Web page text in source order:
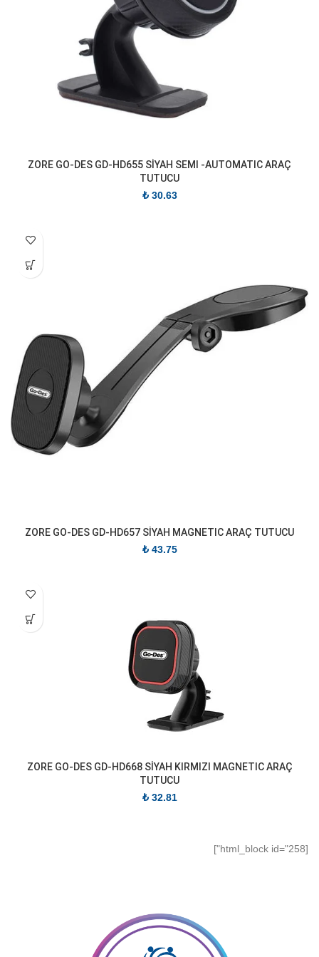
ZORE GO-DES GD-HD655 SİYAH SEMI -AUTOMATIC ARAÇ
TUTUCU
₺30.63
ZORE GO-DES GD-HD657 SİYAH MAGNETIC ARAÇ TUTUCU
₺43.75
ZORE GO-DES GD-HD668 SİYAH KIRMIZI MAGNETIC ARAÇ
TUTUCU
₺32.81
[html_block id="258"]